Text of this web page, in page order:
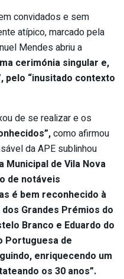
convidados e sem
atípico, marcado pela
Mendes abriu a
cerimónia singular e,
pelo “inusitado contexto
de se realizar e os
como afirmou
da APE sublinhou
Municipal de Vila Nova
de notáveis
é bem reconhecido à
Grandes Prémios do
Branco e Eduardo do
Portuguesa de
enriquecendo um
os 30 anos”.